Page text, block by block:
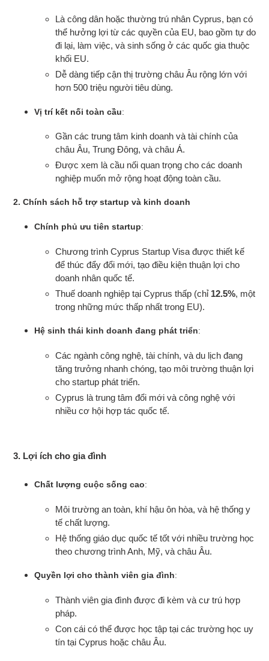
Là công dân hoặc thường trú nhân Cyprus, bạn có
thể hưởng lợi từ các quyền của EU, bao gồm tự do
đi lại, làm việc, và sinh sống ở các quốc gia thuộc
khối EU.
Dễ dàng tiếp cận thị trường châu Âu rộng lớn với
hơn 500 triệu người tiêu dùng.
Vị trí kết nối toàn cầu:
Gần các trung tâm kinh doanh và tài chính của
châu Âu, Trung Đông, và châu Á.
Được xem là cầu nối quan trọng cho các doanh
nghiệp muốn mở rộng hoạt động toàn cầu.
2. Chính sách hỗ trợ startup và kinh doanh
Chính phủ ưu tiên startup:
Chương trình Cyprus Startup Visa được thiết kế
để thúc đẩy đổi mới, tạo điều kiện thuận lợi cho
doanh nhân quốc tế.
Thuế doanh nghiệp tại Cyprus thấp (chỉ 12.5%, một
trong những mức thấp nhất trong EU).
Hệ sinh thái kinh doanh đang phát triển:
Các ngành công nghệ, tài chính, và du lịch đang
tăng trưởng nhanh chóng, tạo môi trường thuận lợi
cho startup phát triển.
Cyprus là trung tâm đổi mới và công nghệ với
nhiều cơ hội hợp tác quốc tế.
3. Lợi ích cho gia đình
Chất lượng cuộc sống cao:
Môi trường an toàn, khí hậu ôn hòa, và hệ thống y
tế chất lượng.
Hệ thống giáo dục quốc tế tốt với nhiều trường học
theo chương trình Anh, Mỹ, và châu Âu.
Quyền lợi cho thành viên gia đình:
Thành viên gia đình được đi kèm và cư trú hợp
pháp.
Con cái có thể được học tập tại các trường học uy
tín tại Cyprus hoặc châu Âu.